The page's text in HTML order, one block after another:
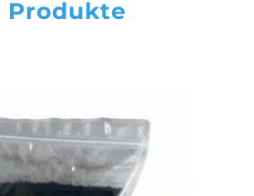
Produkte